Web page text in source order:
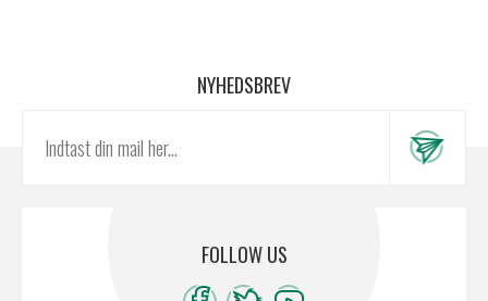
NYHEDSBREV
FOLLOW US